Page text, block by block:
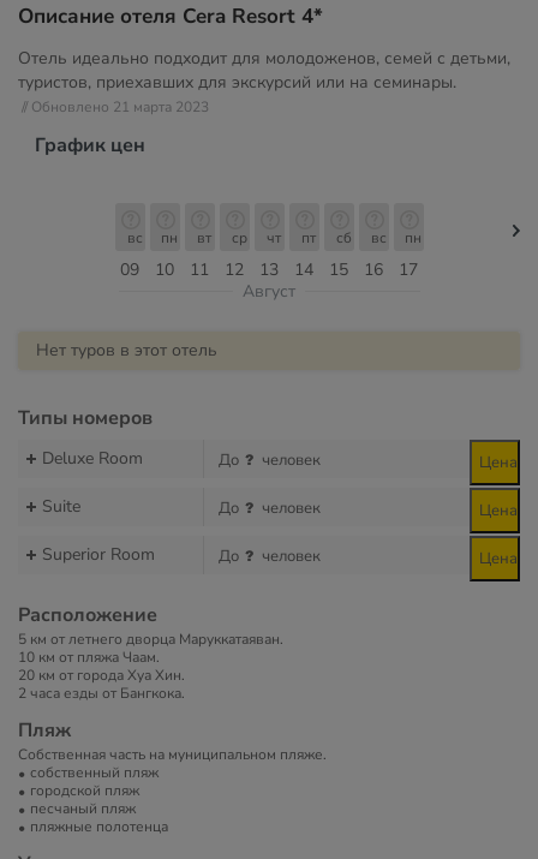
Описание отеля Cera Resort 4*
Отель идеально подходит для молодоженов, семей с детьми,
туристов, приехавших для экскурсий или на семинары.
// Обновлено 21 марта 2023
График цен
09
вс
10
пн
11
вт
12
ср
13
чт
14
пт
15
сб
16
вс
17
пн
Август
Нет туров в этот отель
Типы номеров
Deluxe Room До человек Цена
Suite До человек Цена
Superior Room До человек Цена
Расположение
5 км от летнего дворца Маруккатаяван.
10 км от пляжа Чаам.
20 км от города Хуа Хин.
2 часа езды от Бангкока.
Пляж
Собственная часть на муниципальном пляже.
собственный пляж
городской пляж
песчаный пляж
пляжные полотенца